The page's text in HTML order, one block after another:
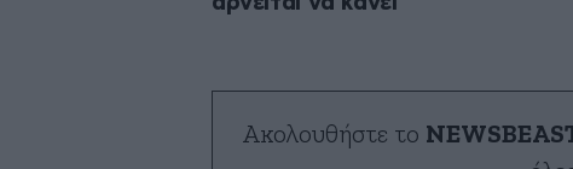
Ακολουθήστε το